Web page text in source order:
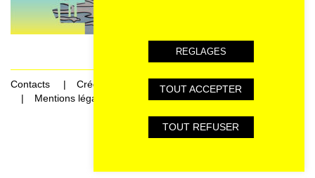
Contacts
Crédits
Mentions légales et données personnelles
REGLAGES
TOUT ACCEPTER
TOUT REFUSER